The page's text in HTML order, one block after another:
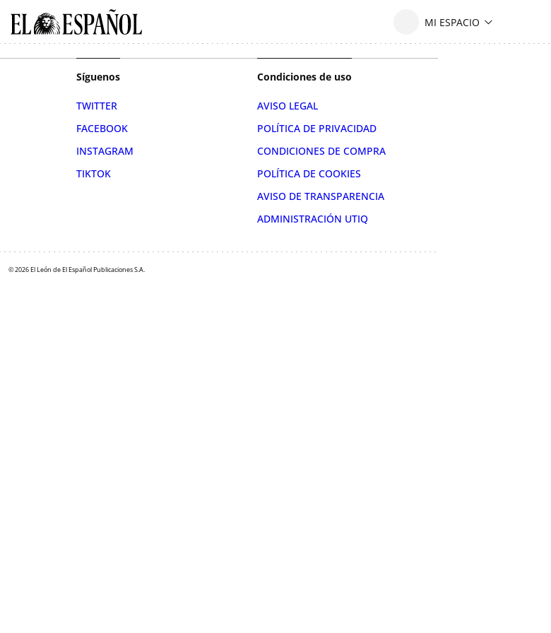
Síguenos
TWITTER
FACEBOOK
INSTAGRAM
TIKTOK
Condiciones de uso
AVISO LEGAL
POLÍTICA DE PRIVACIDAD
CONDICIONES DE COMPRA
POLÍTICA DE COOKIES
AVISO DE TRANSPARENCIA
ADMINISTRACIÓN UTIQ
© 2026 El León de El Español Publicaciones S.A.